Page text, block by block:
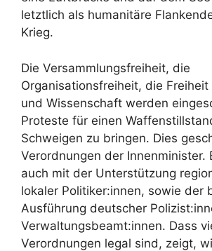
letztlich als humanitäre
Krieg.
Die Versammlungsfreiheit, die
Organisationsfreiheit, die Freiheit
und Wissenschaft werden
Proteste für einen
Schweigen zu bringen. Dies
Verordnungen der Innenminister.
auch mit der Unterstützung
lokaler Politiker:innen, sowie der
Ausführung deutscher
Verwaltungsbeamt:innen. Dass
Verordnungen legal sind, zeigt,